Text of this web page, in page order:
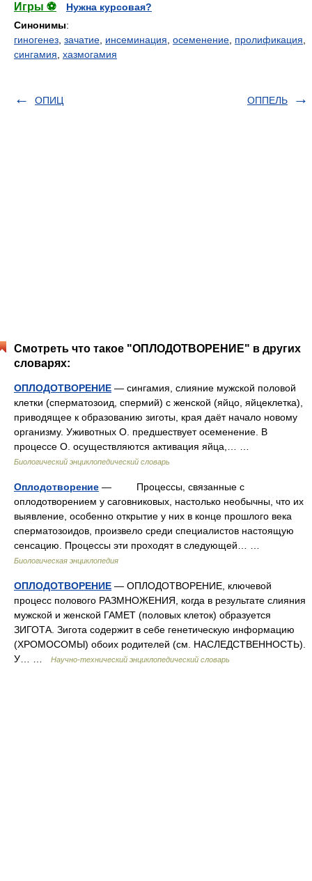
Игры ⚽
Нужна курсовая?
Синонимы:
гиногенез зачатие инсеминация осеменение пролификация
сингамия хазмогамия
ОПИЦ ОППЕЛЬ
Смотреть что такое "ОПЛОДОТВОРЕНИЕ" в других
словарях:
ОПЛОДОТВОРЕНИЕ — сингамия, слияние мужской половой
клетки (сперматозоид, спермий) с женской (яйцо, яйцеклетка),
приводящее к образованию зиготы, края даёт начало новому
организму. Уживотных О. предшествует осеменение. В
процессе О. осуществляются активация яйца,… …
Биологический энциклопедический словарь
Оплодотворение — Процессы, связанные с
оплодотворением у саговниковых, настолько необычны, что их
выявление, особенно открытие у них в конце прошлого века
сперматозоидов, произвело среди специалистов настоящую
сенсацию. Процессы эти проходят в следующей… …
Биологическая энциклопедия
ОПЛОДОТВОРЕНИЕ — ОПЛОДОТВОРЕНИЕ, ключевой
процесс полового РАЗМНОЖЕНИЯ, когда в результате слияния
мужской и женской ГАМЕТ (половых клеток) образуется
ЗИГОТА. Зигота содержит в себе генетическую информацию
(ХРОМОСОМЫ) обоих родителей (см. НАСЛЕДСТВЕННОСТЬ).
У… …
Научно-технический энциклопедический словарь